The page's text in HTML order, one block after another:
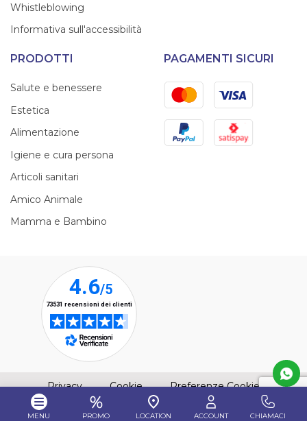
MENU PROMO LOCATION ACCOUNT CHIAMACI
Whistleblowing
Informativa sull'accessibilità
PRODOTTI
Salute e benessere
Estetica
Alimentazione
Igiene e cura persona
Articoli sanitari
Amico Animale
Mamma e Bambino
PAGAMENTI SICURI
MastercardVisa
PayPal Satispay
Privacy(apre una nuova finestra)
Cookie(apre una nuova finestra)
Preferenze Cookie